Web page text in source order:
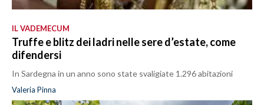
IL VADEMECUM
Truffe e blitz dei ladri nelle sere d’estate, come
difendersi
In Sardegna in un anno sono state svaligiate 1.296 abitazioni
Valeria Pinna